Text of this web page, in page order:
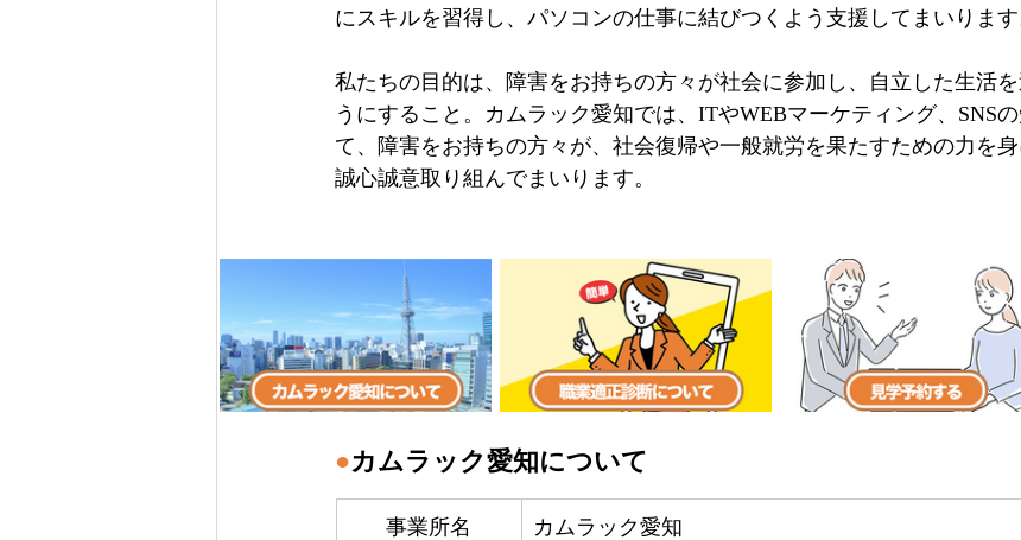
にスキルを習得し、パソコンの仕事に結びつくよう支援してまいります
私たちの目的は、障害をお持ちの方々が社会に参加し、自立した生活
うにすること。カムラック愛知では、ITやWEBマーケティング、SNS
て、障害をお持ちの方々が、社会復帰や一般就労を果たすための力を身
誠心誠意取り組んでまいります。
●カムラック愛知について
事業所名 カムラック愛知